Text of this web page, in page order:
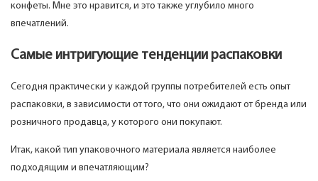
конфеты. Мне это нравится, и это также углубило много
впечатлений.
Самые интригующие тенденции распаковки
Сегодня практически у каждой группы потребителей есть опыт
распаковки, в зависимости от того, что они ожидают от бренда или
розничного продавца, у которого они покупают.
Итак, какой тип упаковочного материала является наиболее
подходящим и впечатляющим?